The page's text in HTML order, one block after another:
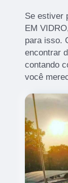
Se estiver
EM
para isso.
encontrar
contando
você